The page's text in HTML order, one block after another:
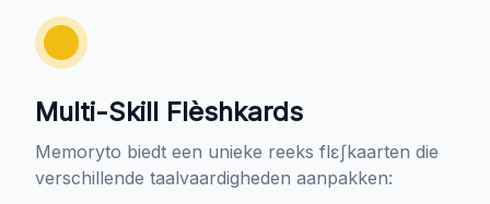
Multi-Skill Flèshkards
Memoryto biedt een unieke reeks flɛʃkaarten die
verschillende taalvaardigheden aanpakken: